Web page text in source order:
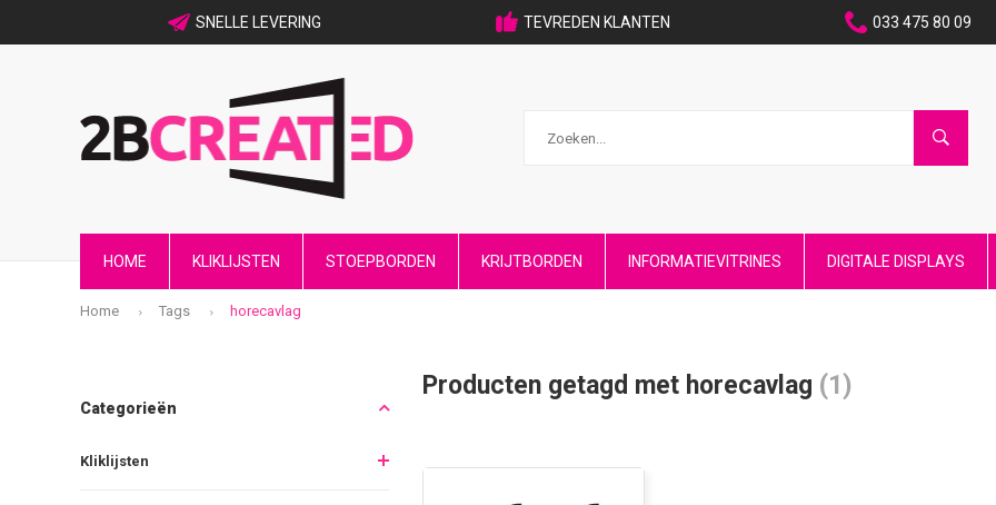
SNELLE LEVERING TEVREDEN KLANTEN 033 475 80 09
HOME KLIKLIJSTEN STOEPBORDEN KRIJTBORDEN INFORMATIEVITRINES DIGITALE DISPLAYS
Home Tags horecavlag
Categorieën
Kliklijsten
Producten getagd met horecavlag (1)